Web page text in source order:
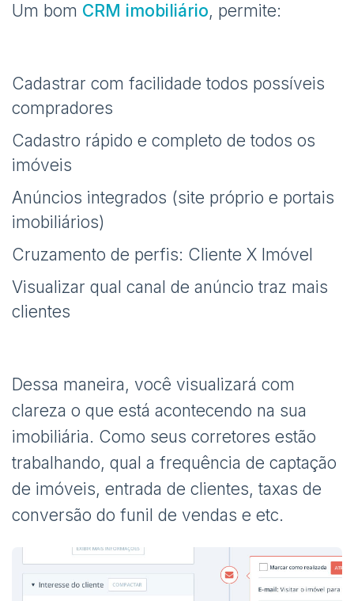
Um bom CRM imobiliário, permite:
Cadastrar com facilidade todos possíveis
compradores
Cadastro rápido e completo de todos os
imóveis
Anúncios integrados (site próprio e portais
imobiliários)
Cruzamento de perfis: Cliente X Imóvel
Visualizar qual canal de anúncio traz mais
clientes
Dessa maneira, você visualizará com
clareza o que está acontecendo na sua
imobiliária. Como seus corretores estão
trabalhando, qual a frequência de captação
de imóveis, entrada de clientes, taxas de
conversão do funil de vendas e etc.